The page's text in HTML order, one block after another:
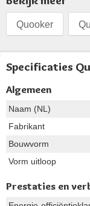
Quooker
Specificaties
Algemeen
Naam (NL)
Fabrikant
Bouwvorm
Vorm uitloop
Prestaties en